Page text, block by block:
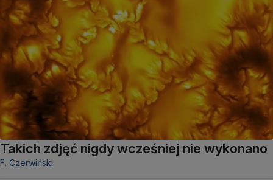
Takich zdjęć nigdy wcześniej nie wykonano
F. Czerwiński